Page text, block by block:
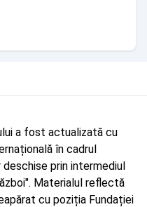
a fost actualizată cu
în cadrul
prin intermediul
Materialul reflectă
cu poziția Fundației